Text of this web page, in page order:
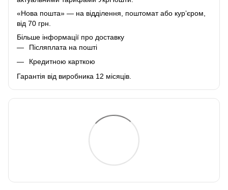
«Нова пошта» — на відділення, поштомат або курʼєром,
від 70 грн.
Більше інформації про доставку
Післяплата на пошті
Кредитною карткою
Гарантія від виробника 12 місяців.